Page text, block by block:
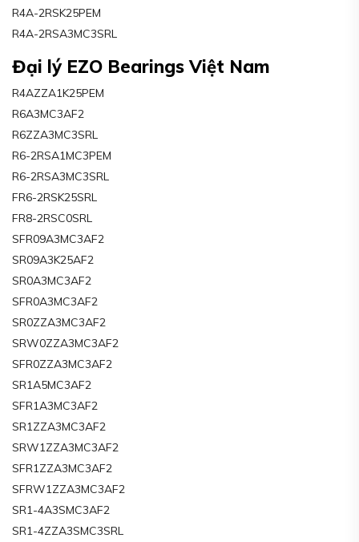
R4A-2RSK25PEM
R4A-2RSA3MC3SRL
Đại lý EZO Bearings Việt Nam
R4AZZA1K25PEM
R6A3MC3AF2
R6ZZA3MC3SRL
R6-2RSA1MC3PEM
R6-2RSA3MC3SRL
FR6-2RSK25SRL
FR8-2RSC0SRL
SFR09A3MC3AF2
SR09A3K25AF2
SR0A3MC3AF2
SFR0A3MC3AF2
SR0ZZA3MC3AF2
SRW0ZZA3MC3AF2
SFR0ZZA3MC3AF2
SR1A5MC3AF2
SFR1A3MC3AF2
SR1ZZA3MC3AF2
SRW1ZZA3MC3AF2
SFR1ZZA3MC3AF2
SFRW1ZZA3MC3AF2
SR1-4A3SMC3AF2
SR1-4ZZA3SMC3SRL